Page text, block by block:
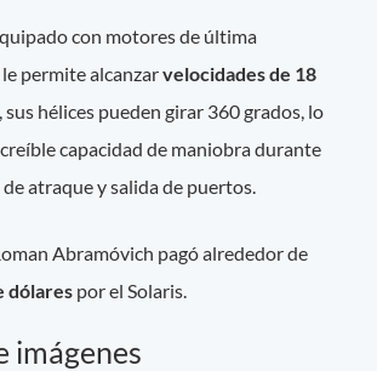
con motores de última
permite alcanzarvelocidades de 18
sus hélices pueden girar 360 grados, lo
capacidad de maniobra durante
atraque y salida de puertos.
Abramóvich pagó alrededor de
dólares por el Solaris.
imágenes